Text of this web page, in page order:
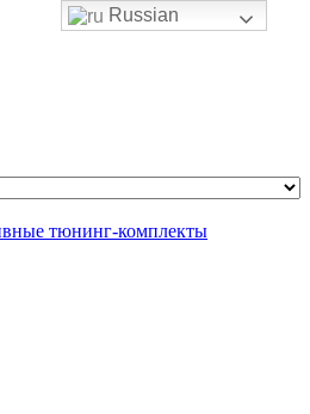
тюнинг-комплекты
Russian